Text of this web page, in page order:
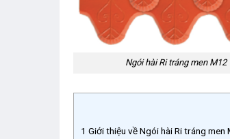
Ngói hài Ri tráng men M12
1 Giới thiệu về Ngói hài Ri tráng men